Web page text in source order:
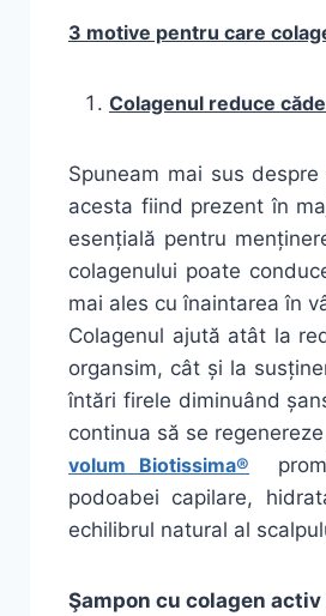
3 motive pentru care
Colagenul reduce
Spuneam mai sus
acesta fiind prezent în
esențială pentru
colagenului poate
mai ales cu înaintarea în
Colagenul ajută atât la
organsim, cât și la
întări firele diminuând
continua să se
volum Biotissima®
podoabei capilare,
echilibrul natural al
Şampon cu colagen